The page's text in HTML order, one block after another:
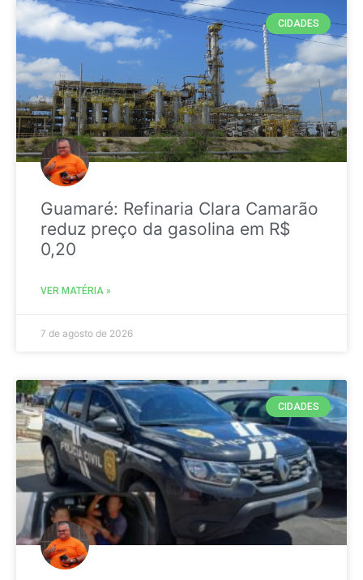
CIDADES
Guamaré: Refinaria Clara Camarão
reduz preço da gasolina em R$
0,20
VER MATÉRIA »
7 de agosto de 2026
CIDADES